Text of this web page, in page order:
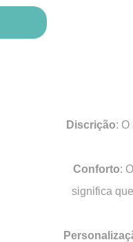
Discrição:
Conforto:
significa